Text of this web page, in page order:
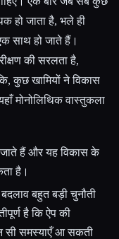
हो जाता है, भले ही
साथ हो जाते हैं।
की सरलता है,
कुछ खामियों ने विकास
मोनोलिथिक वास्तुकला
हैं और यह विकास के
है।
बहुत बड़ी चुनौती
है कि ऐप की
सी समस्याएँ आ सकती